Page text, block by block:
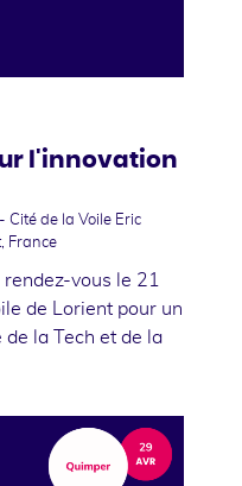
l'innovation
de la Voile Eric
France
vous le 21
de Lorient pour un
la Tech et de la